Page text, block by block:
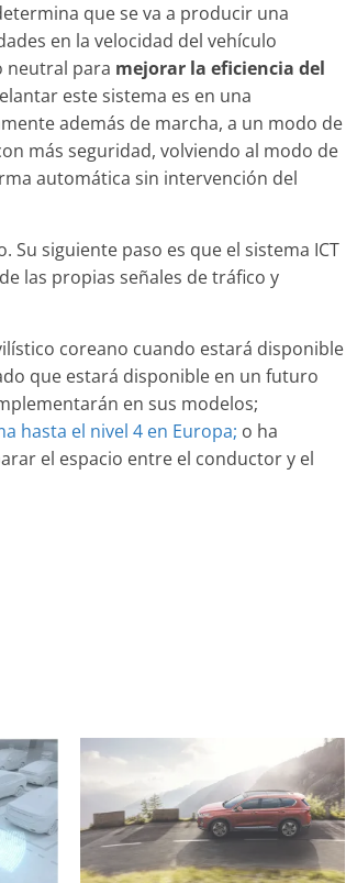
que se va a producir una
en la velocidad del vehículo
neutral para mejorar la eficiencia del
este sistema es en una
además de marcha, a un modo de
más seguridad, volviendo al modo de
automática sin intervención del
Su siguiente paso es que el sistema ICT
las propias señales de tráfico y
coreano cuando estará disponible
que estará disponible en un futuro
en sus modelos;
hasta el nivel 4 en Europa; o ha
el espacio entre el conductor y el
31 de mayo de 2022